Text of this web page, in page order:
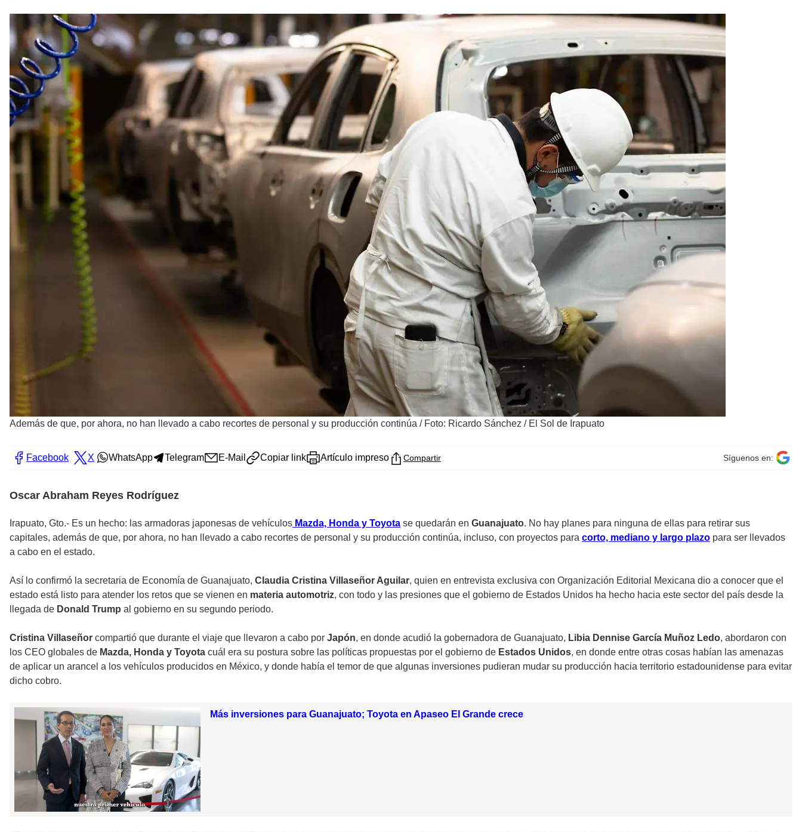
Además de que, por ahora, no han llevado a cabo recortes de personal y su producción continúa / Foto: Ricardo Sánchez / El Sol de Irapuato
Facebook X WhatsApp Telegram E-Mail Copiar link Artículo impreso Compartir Síguenos en:
Oscar Abraham Reyes Rodríguez
Irapuato, Gto.- Es un hecho: las armadoras japonesas de vehículos Mazda, Honda y Toyota se quedarán en Guanajuato. No hay planes para ninguna de ellas para retirar sus
capitales, además de que, por ahora, no han llevado a cabo recortes de personal y su producción continúa, incluso, con proyectos para corto, mediano y largo plazo para ser llevados
a cabo en el estado.
Así lo confirmó la secretaria de Economía de Guanajuato, Claudia Cristina Villaseñor Aguilar, quien en entrevista exclusiva con Organización Editorial Mexicana dio a conocer que el
estado está listo para atender los retos que se vienen en materia automotriz, con todo y las presiones que el gobierno de Estados Unidos ha hecho hacia este sector del país desde la
llegada de Donald Trump al gobierno en su segundo periodo.
Cristina Villaseñor compartió que durante el viaje que llevaron a cabo por Japón, en donde acudió la gobernadora de Guanajuato, Libia Dennise García Muñoz Ledo, abordaron con
los CEO globales de Mazda, Honda y Toyota cuál era su postura sobre las políticas propuestas por el gobierno de Estados Unidos, en donde entre otras cosas habían las amenazas
de aplicar un arancel a los vehículos producidos en México, y donde había el temor de que algunas inversiones pudieran mudar su producción hacia territorio estadounidense para evitar
dicho cobro.
Más inversiones para Guanajuato; Toyota en Apaseo El Grande crece